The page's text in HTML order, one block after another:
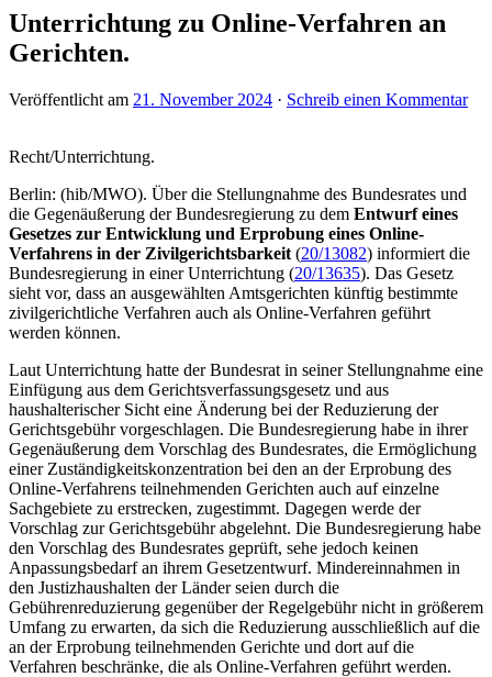
Unterrichtung zu Online-Verfahren an
Gerichten.
Veröffentlicht am 21. November 2024 · Schreib einen Kommentar
Recht/Unterrichtung.
Berlin: (hib/MWO). Über die Stellungnahme des Bundesrates und
die Gegenäußerung der Bundesregierung zu dem Entwurf eines
Gesetzes zur Entwicklung und Erprobung eines Online-
Verfahrens in der Zivilgerichtsbarkeit (20/13082) informiert die
Bundesregierung in einer Unterrichtung (20/13635). Das Gesetz
sieht vor, dass an ausgewählten Amtsgerichten künftig bestimmte
zivilgerichtliche Verfahren auch als Online-Verfahren geführt
werden können.
Laut Unterrichtung hatte der Bundesrat in seiner Stellungnahme eine
Einfügung aus dem Gerichtsverfassungsgesetz und aus
haushalterischer Sicht eine Änderung bei der Reduzierung der
Gerichtsgebühr vorgeschlagen. Die Bundesregierung habe in ihrer
Gegenäußerung dem Vorschlag des Bundesrates, die Ermöglichung
einer Zuständigkeitskonzentration bei den an der Erprobung des
Online-Verfahrens teilnehmenden Gerichten auch auf einzelne
Sachgebiete zu erstrecken, zugestimmt. Dagegen werde der
Vorschlag zur Gerichtsgebühr abgelehnt. Die Bundesregierung habe
den Vorschlag des Bundesrates geprüft, sehe jedoch keinen
Anpassungsbedarf an ihrem Gesetzentwurf. Mindereinnahmen in
den Justizhaushalten der Länder seien durch die
Gebührenreduzierung gegenüber der Regelgebühr nicht in größerem
Umfang zu erwarten, da sich die Reduzierung ausschließlich auf die
an der Erprobung teilnehmenden Gerichte und dort auf die
Verfahren beschränke, die als Online-Verfahren geführt werden.